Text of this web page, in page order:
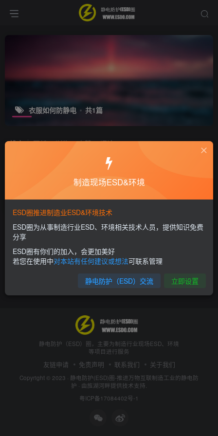
衣服如何防静电 共1篇
排序 更新 浏览 点赞 评论
居家如何除静电？
十万个为什么
7年前 5352
静电防护（ESD）圈，主要为制造行业现场ESD、环境
等项目进行服务
友链申请 免责声明 联系我们 关于我们
Copyright © 2023 · 静电防护(ESD)圈-推进万物互联制造工业的静电防
护 · 由旌湖河畔提供技术支持.
粤ICP备17084402号-1
制造现场ESD&环境
ESD圈推进制造业ESD&环境技术
ESD圈为从事制造行业ESD、环境相关技术人员，提供知识免费
分享
ESD圈有你们的加入，会更加美好
若您在使用中对本站有任何建议或想法可联系管理
静电防护（ESD）交流 立即设置